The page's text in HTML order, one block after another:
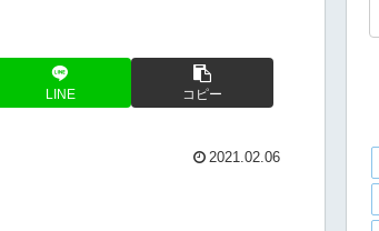
LINE コピー
2021.02.06